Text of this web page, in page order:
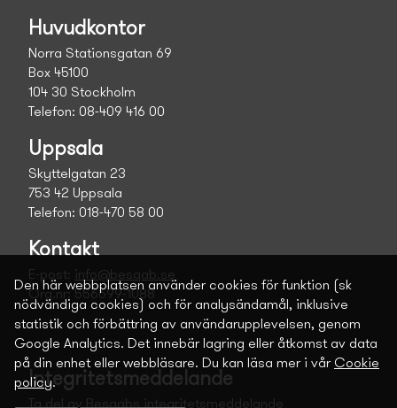
Huvudkontor
Norra Stationsgatan 69
Box 45100
104 30 Stockholm
Telefon: 08-409 416 00
Uppsala
Skyttelgatan 23
753 42 Uppsala
Telefon: 018-470 58 00
Kontakt
E-post:
info@besqab.se
Org.nr: 556699-1088
Integritetsmeddelande
Ta del av Besqabs integritetsmeddelande
Den här webbplatsen använder cookies för funktion (sk
nödvändiga cookies) och för analysändamål, inklusive
statistik och förbättring av användarupplevelsen, genom
Google Analytics. Det innebär lagring eller åtkomst av data
på din enhet eller webbläsare. Du kan läsa mer i vår Cookie
policy.